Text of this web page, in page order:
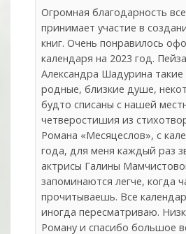
Огромная благодарность
принимает участие в
книг. Очень понравилось
календаря на 2023 год.
Александра Шадурина такие
родные, близкие душе,
будто списаны с нашей
четверостишия из
Романа «Месяцеслов», с
года, для меня каждый раз
актрисы Галины
запоминаются легче, когда
прочитываешь. Все
иногда пересматриваю.
Роману и спасибо большое